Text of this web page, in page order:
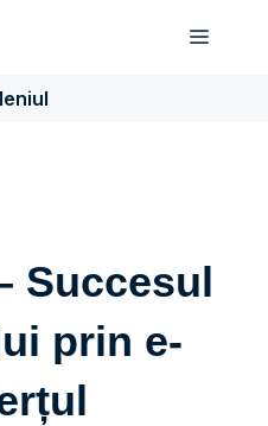
Succesul
prin e-